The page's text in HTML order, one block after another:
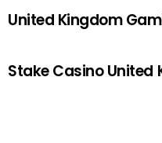
United Kingdom
Stake Casino United